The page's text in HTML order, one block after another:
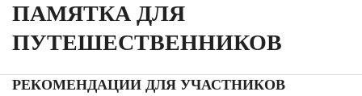
ПАМЯТКА ДЛЯ
ПУТЕШЕСТВЕННИКОВ
РЕКОМЕНДАЦИИ ДЛЯ УЧАСТНИКОВ